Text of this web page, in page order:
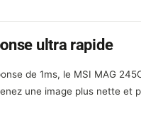
ultra rapide
de 1ms, le MSI MAG
une image plus nette et